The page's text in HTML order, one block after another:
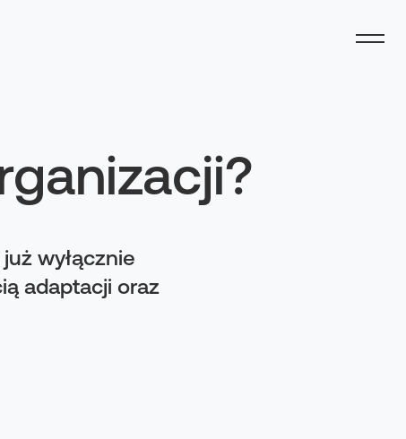
wyłącznie
adaptacji oraz